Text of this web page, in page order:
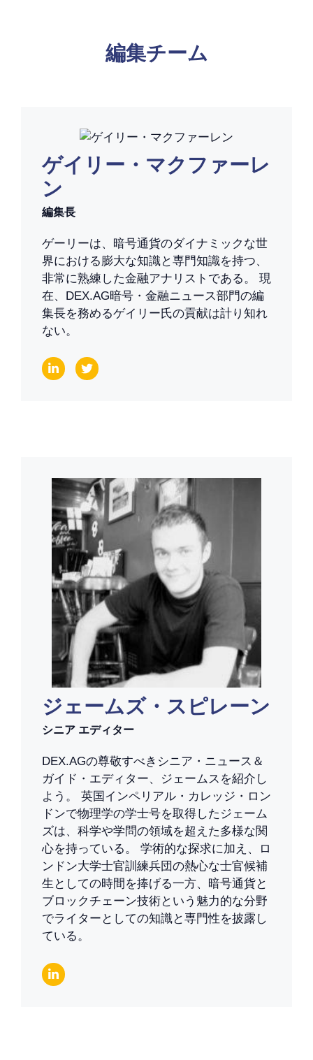
編集チーム
ゲイリー・マクファーレ
ン
編集長
ゲーリーは、暗号通貨のダイナミックな世
界における膨大な知識と専門知識を持つ、
非常に熟練した金融アナリストである。 現
在、DEX.AG暗号・金融ニュース部門の編
集長を務めるゲイリー氏の貢献は計り知れ
ない。
ジェームズ・スピレーン
シニア エディター
DEX.AGの尊敬すべきシニア・ニュース＆
ガイド・エディター、ジェームスを紹介し
よう。 英国インペリアル・カレッジ・ロン
ドンで物理学の学士号を取得したジェーム
ズは、科学や学問の領域を超えた多様な関
心を持っている。 学術的な探求に加え、ロ
ンドン大学士官訓練兵団の熱心な士官候補
生としての時間を捧げる一方、暗号通貨と
ブロックチェーン技術という魅力的な分野
でライターとしての知識と専門性を披露し
ている。